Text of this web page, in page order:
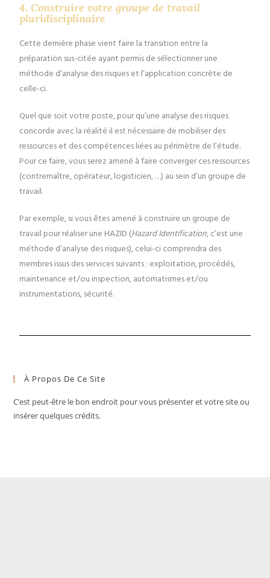
4. Construire votre groupe de travail
pluridisciplinaire
Cette dernière phase vient faire la transition entre la
préparation sus-citée ayant permis de sélectionner une
méthode d’analyse des risques et l’application concrète de
celle-ci.
Quel que soit votre poste, pour qu’une analyse des risques
concorde avec la réalité il est nécessaire de mobiliser des
ressources et des compétences liées au périmètre de l’étude.
Pour ce faire, vous serez amené à faire converger ces ressources
(contremaître, opérateur, logisticien, …) au sein d’un groupe de
travail.
Par exemple, si vous êtes amené à construire un groupe de
travail pour réaliser une HAZID (Hazard Identification, c’est une
méthode d’analyse des risques), celui-ci comprendra des
membres issus des services suivants : exploitation, procédés,
maintenance et/ou inspection, automatismes et/ou
instrumentations, sécurité.
À Propos De Ce Site
C’est peut-être le bon endroit pour vous présenter et votre site ou
insérer quelques crédits.